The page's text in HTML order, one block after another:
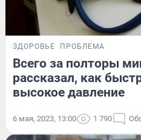
ЗДОРОВЬЕ ПРОБЛЕМА
Всего за полторы
рассказал, как
высокое давление
6 мая, 2023, 13:00 1 790